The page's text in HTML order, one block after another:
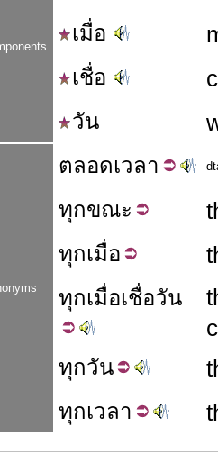
เมื่อ
เชื่อ
วัน
ตลอดเวลา
ทุกขณะ
ทุกเมื่อ
ทุกเมื่อเชื่อวัน
ทุกวัน
ทุกเวลา